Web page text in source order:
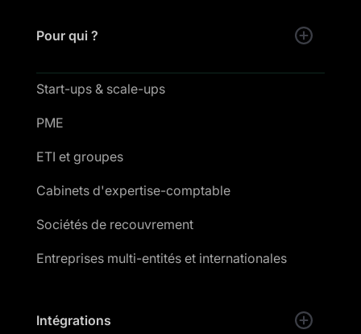
Pour qui ?
Start-ups & scale-ups
PME
ETI et groupes
Cabinets d'expertise-comptable
Sociétés de recouvrement
Entreprises multi-entités et internationales
Intégrations